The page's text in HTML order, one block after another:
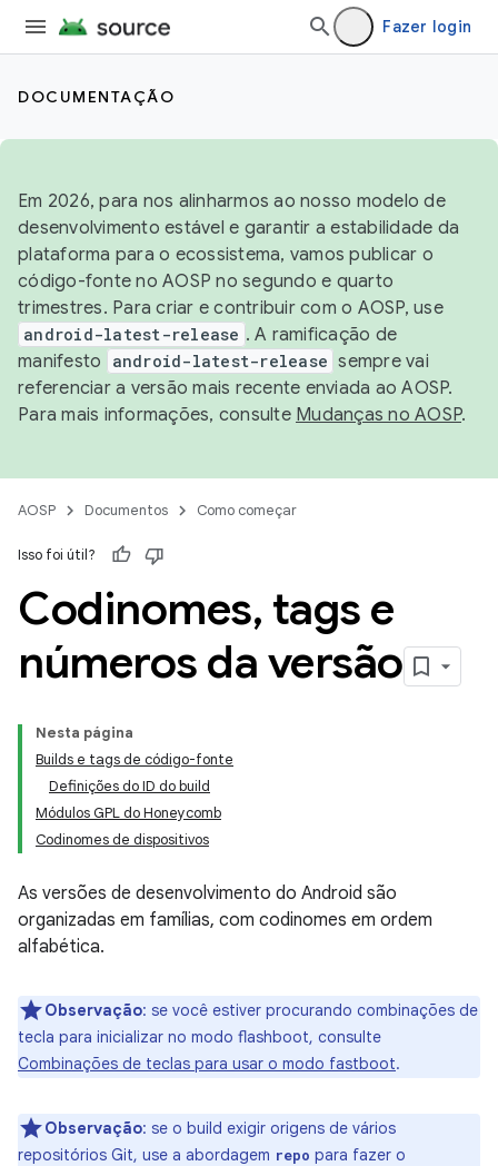
Fazer login
DOCUMENTAÇÃO
Em 2026, para nos alinharmos ao nosso modelo de
desenvolvimento estável e garantir a estabilidade da
plataforma para o ecossistema, vamos publicar o
código-fonte no AOSP no segundo e quarto
trimestres. Para criar e contribuir com o AOSP, use
android-latest-release . A ramificação de
manifesto
android-latest-release sempre vai
referenciar a versão mais recente enviada ao AOSP.
Para mais informações, consulte Mudanças no AOSP.
AOSP Documentos Como começar
Isso foi útil?
Codinomes, tags e
números da versão
Nesta página
Builds e tags de código-fonte
Definições do ID do build
Módulos GPL do Honeycomb
Codinomes de dispositivos
As versões de desenvolvimento do Android são
organizadas em famílias, com codinomes em ordem
alfabética.
Observação: se você estiver procurando combinações de
tecla para inicializar no modo flashboot, consulte
Combinações de teclas para usar o modo fastboot.
Observação: se o build exigir origens de vários
repositórios Git, use a abordagem repo para fazer o